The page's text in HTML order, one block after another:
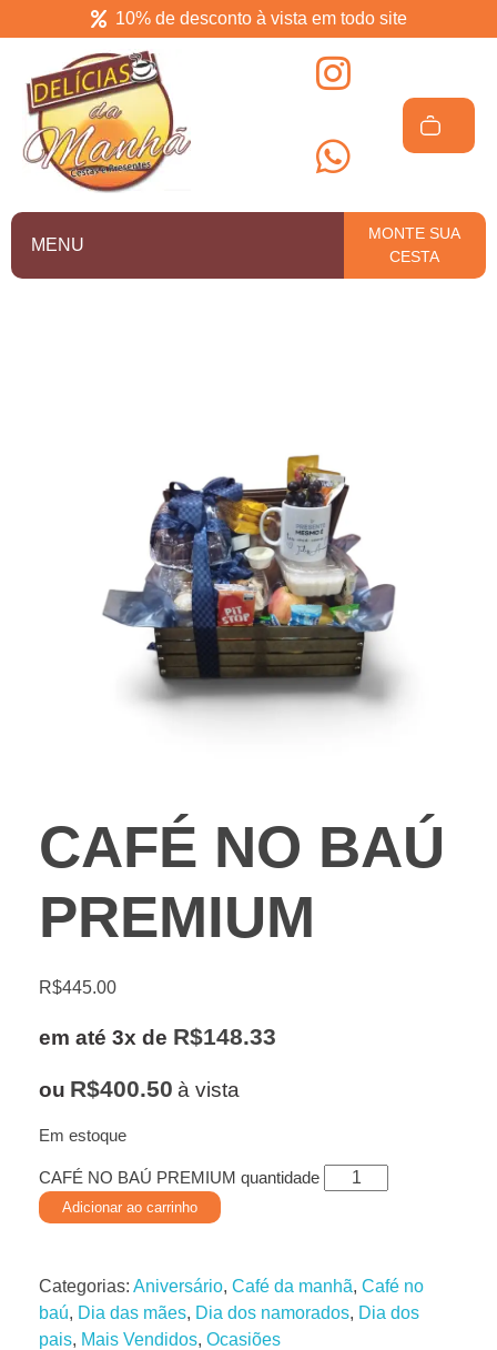
10% de desconto à vista em todo site
Delícias da manhã
MENU
MONTE SUA
CESTA
CAFÉ NO BAÚ
PREMIUM
R$445.00
em até 3x de R$148.33
ou R$400.50 à vista
Em estoque
CAFÉ NO BAÚ PREMIUM quantidade
Adicionar ao carrinho
Categorias: Aniversário, Café da manhã, Café no
baú, Dia das mães, Dia dos namorados, Dia dos
pais, Mais Vendidos, Ocasiões